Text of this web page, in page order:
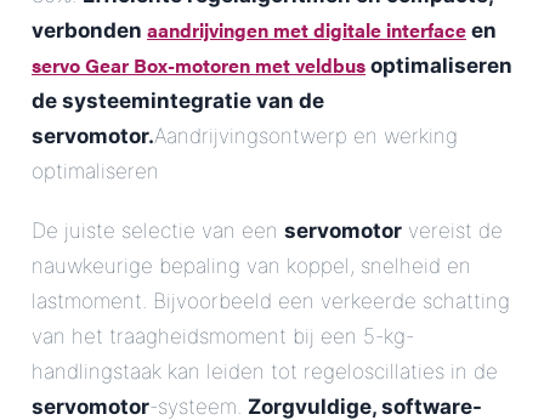
verbonden aandrijvingen met digitale interface en
servo Gear Box-motoren met veldbus optimaliseren
de systeemintegratie van de
servomotor.Aandrijvingsontwerp en werking
optimaliseren
De juiste selectie van een servomotor vereist de
nauwkeurige bepaling van koppel, snelheid en
lastmoment. Bijvoorbeeld een verkeerde schatting
van het traagheidsmoment bij een 5-kg-
handlingstaak kan leiden tot regeloscillaties in de
servomotor-systeem. Zorgvuldige, software-